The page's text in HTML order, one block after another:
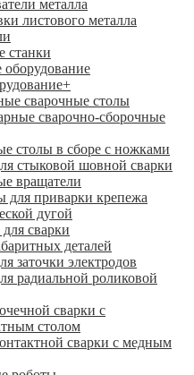
металла
листового металла
станки
оборудование
+
сварочные столы
сварочно-сборочные
столы в сборе с ножками
стыковой шовной сварки
вращатели
для приварки крепежа
дугой
сварки
деталей
заточки электродов
радиальной роликовой
сварки с
столом
сварки с медным